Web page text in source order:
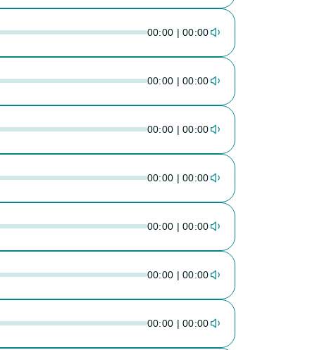
00:00 | 00:00
00:00 | 00:00
00:00 | 00:00
00:00 | 00:00
00:00 | 00:00
00:00 | 00:00
00:00 | 00:00